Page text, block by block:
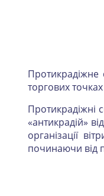
Протикрадіжне
торгових
Протикрадіжні
«антикрадій»
організації
починаючи від